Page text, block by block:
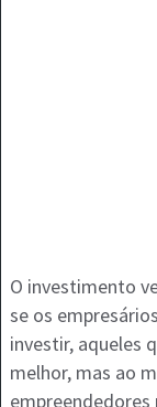
O investimento
se os
investir, aqueles
melhor, mas ao
empreendedores